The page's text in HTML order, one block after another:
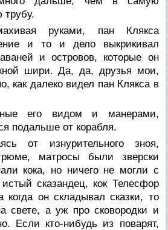
трубу.
руками, пан Клякса
и то и дело выкрикивал
и островов, которые он
шири. Да, да, друзья мои,
как далеко видел пан Клякса в
его видом и манерами,
подальше от корабля.
от изнурительного зноя,
матросы были зверски
кока, но ничего не могли с
сказандец, кок Телесфор
когда он складывал сказки, то
свете, а уж про сковородки и
Если кто-нибудь из поварят,